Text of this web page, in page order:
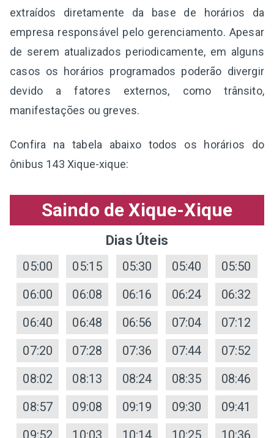
extraídos diretamente da base de horários da
empresa responsável pelo gerenciamento. Apesar
de serem atualizados periodicamente, em alguns
casos os horários programados poderão divergir
devido a fatores externos, como trânsito,
manifestações ou greves.
Confira na tabela abaixo todos os horários do
ônibus 143 Xique-xique:
Saindo de Xique-Xique
Dias Úteis
05:00 05:15 05:30 05:40
05:50
06:00
06:08 06:16 06:24
06:32
06:40
06:48 06:56 07:04
07:12
07:20
07:28 07:36 07:44
07:52
08:02
08:13 08:24 08:35
08:46
08:57
09:08 09:19 09:30
09:41
09:52
10:03 10:14 10:25
10:36